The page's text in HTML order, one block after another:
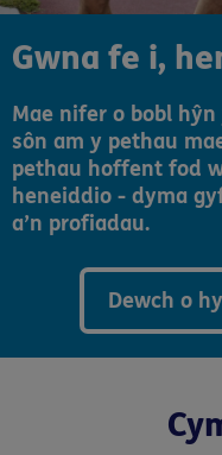
Gwna fe i,
Mae nifer o bobl
sôn am y pethau
pethau hoffent fod
heneiddio - dyma
a’n profiadau.
Dewch o